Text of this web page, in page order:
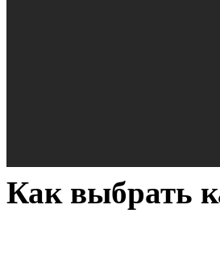
Как выбрать